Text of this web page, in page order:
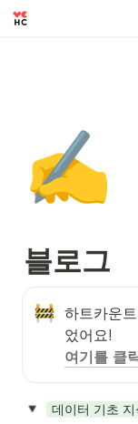
✍️
블로그
하트카운
여기를 클
데이터 기초 지